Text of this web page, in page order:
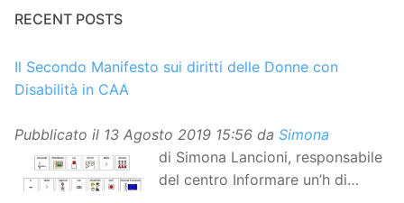
RECENT POSTS
Il Secondo Manifesto sui diritti delle Donne con
Disabilità in CAA
Pubblicato il 13 Agosto 2019 15:56 da Simona
di Simona Lancioni, responsabile
del centro Informare un’h di